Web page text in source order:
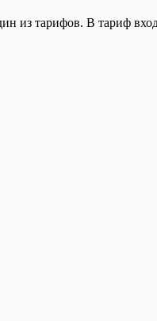
из тарифов. В тариф